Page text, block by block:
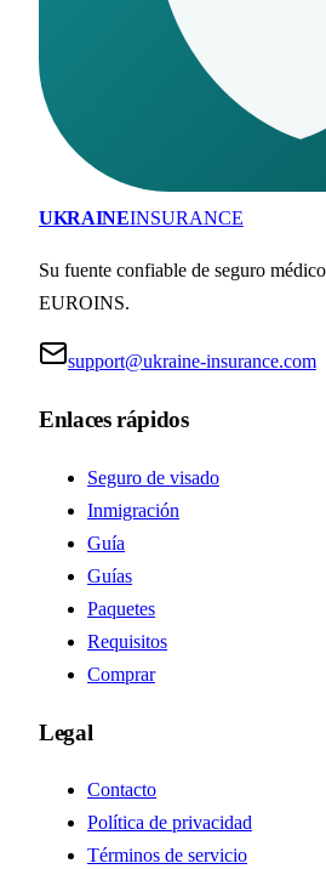
UKRAINEINSURANCE
Su fuente confiable de seguro
EUROINS.
support@ukraine-insurance.com
Enlaces rápidos
Seguro de visado
Inmigración
Guía
Guías
Paquetes
Requisitos
Comprar
Legal
Contacto
Política de privacidad
Términos de servicio